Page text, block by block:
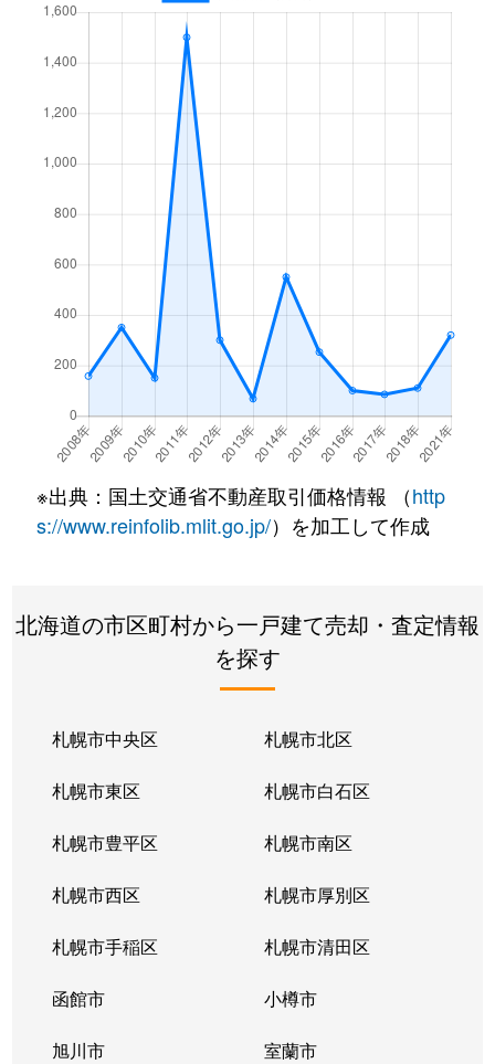
※出典：国土交通省不動産取引価格情報 （http
s://www.reinfolib.mlit.go.jp/）を加工して作成
北海道の市区町村から一戸建て売却・査定情報
を探す
札幌市中央区 札幌市北区
札幌市東区 札幌市白石区
札幌市豊平区 札幌市南区
札幌市西区 札幌市厚別区
札幌市手稲区 札幌市清田区
函館市 小樽市
旭川市 室蘭市